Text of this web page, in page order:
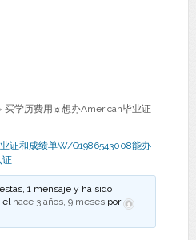
› 买学历费用☼想办American毕业证
证和成绩单W/Q1986543008能办
证
1 mensaje y ha sido
el hace 3 años, 9 meses por